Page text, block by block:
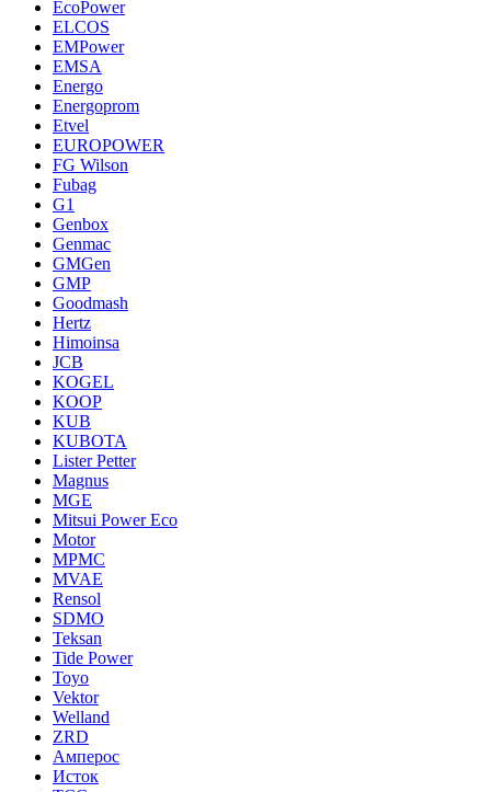
EcoPower
ELCOS
EMPower
EMSA
Energo
Energoprom
Etvel
EUROPOWER
FG Wilson
Fubag
G1
Genbox
Genmac
GMGen
GMP
Goodmash
Hertz
Himoinsa
JCB
KOGEL
KOOP
KUB
KUBOTA
Lister Petter
Magnus
MGE
Mitsui Power Eco
Motor
MPMC
MVAE
Rensol
SDMO
Teksan
Tide Power
Toyo
Vektor
Welland
ZRD
Амперос
Исток